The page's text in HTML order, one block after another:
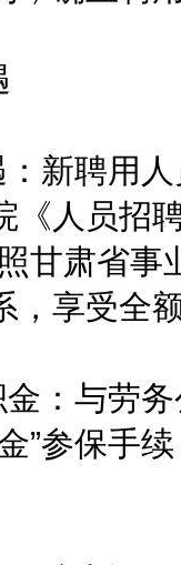
聘用人
《人员招
甘肃省
，享受全
与劳务
”参保手